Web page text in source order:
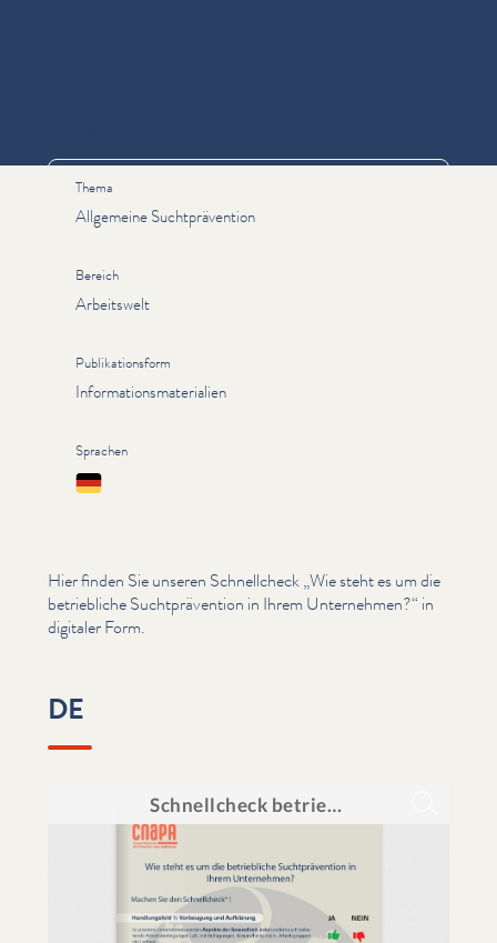
Thema
Allgemeine Suchtprävention
Bereich
Arbeitswelt
Publikationsform
Informationsmaterialien
Sprachen
Deutsch
Hier finden Sie unseren Schnellcheck„Wie steht es um die
betriebliche Sucht­präven­tion in Ihrem Unternehmen?“ in
digitaler Form.
DE